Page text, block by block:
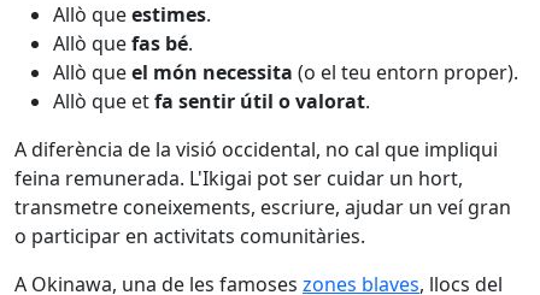
Allò queestimes.
Allò quefas bé.
Allò queel món necessita (o el teu entorn proper).
Allò que etfa sentir útil o valorat.
A diferència de la visió occidental, no cal que impliqui
feina remunerada. L'Ikigai pot ser cuidar un hort,
transmetre coneixements, escriure, ajudar un veí gran
o participar en activitats comunitàries.
A Okinawa, una de les famoses zones blaves, llocs del